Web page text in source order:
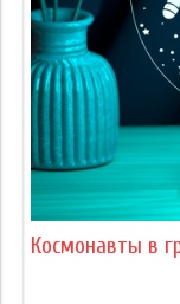
Космонавты в